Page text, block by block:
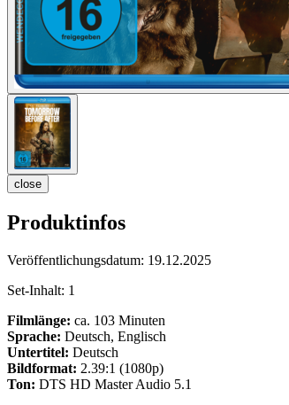
close
Produktinfos
Veröffentlichungsdatum: 19.12.2025
Set-Inhalt: 1
Filmlänge: ca. 103 Minuten
Sprache: Deutsch, Englisch
Untertitel: Deutsch
Bildformat: 2.39:1 (1080p)
Ton: DTS HD Master Audio 5.1